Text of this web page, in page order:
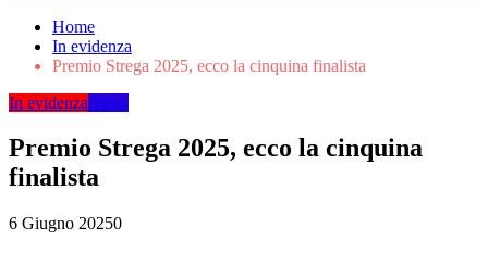
Home
In evidenza
Premio Strega 2025, ecco la cinquina finalista
In evidenzaNews
Premio Strega 2025, ecco la cinquina
finalista
6 Giugno 20250